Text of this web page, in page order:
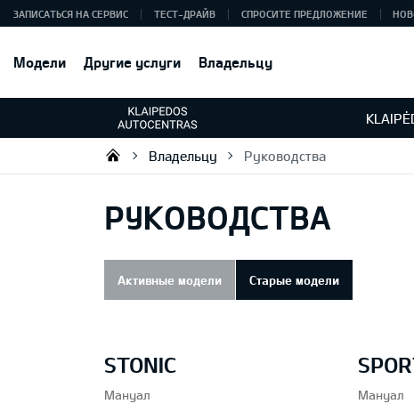
Модели Другие услуги Владельцу
ЗАПИСАТЬСЯ НА СЕРВИС ТЕСТ-ДРАЙВ СПРОСИТЕ ПРЕДЛОЖЕНИЕ
UAB „Klaipėdos autocentras“
Владельцу Руководства
РУКОВОДСТВА
Активные модели Старые модели
STONIC
Мануал Мануал